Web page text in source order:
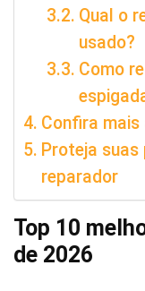
Qual o
usado?
Como
Confira
Proteja
reparador
Top 10
de 2026